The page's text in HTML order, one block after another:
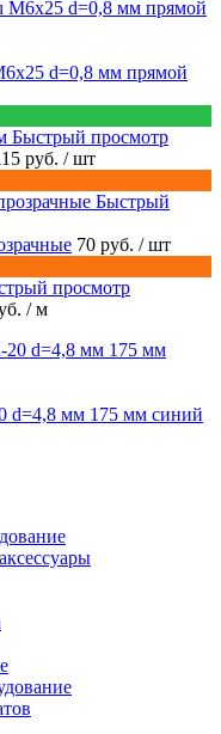
d=0,8 мм прямой
Быстрый просмотр
руб. / шт
Быстрый
70 руб. / шт
просмотр
/ м
d=4,8 мм 175 мм синий